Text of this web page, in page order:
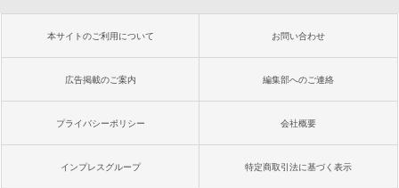
本サイトのご利用について お問い合わせ
広告掲載のご案内 編集部へのご連絡
プライバシーポリシー 会社概要
インプレスグループ 特定商取引法に基づく表示